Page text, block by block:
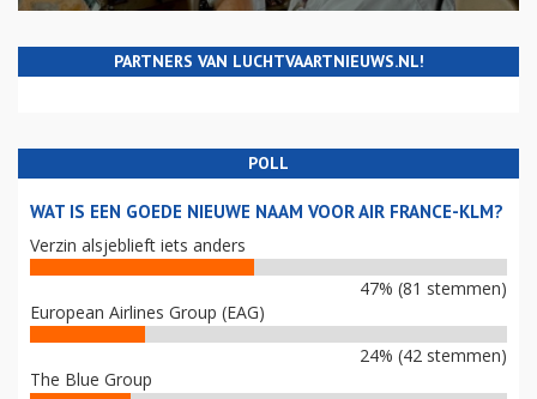
PARTNERS VAN LUCHTVAARTNIEUWS.NL!
POLL
WAT IS EEN GOEDE NIEUWE NAAM VOOR AIR FRANCE-KLM?
Verzin alsjeblieft iets anders
47% (81 stemmen)
European Airlines Group (EAG)
24% (42 stemmen)
The Blue Group